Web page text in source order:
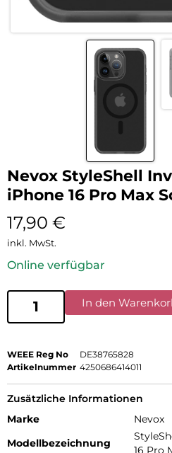
Nevox StyleShell
iPhone 16 Pro Max
17,90 €
inkl. MwSt.
Online verfügbar
In den
WEEE Reg No
DE38765828
Artikelnummer 4250686414011
Zusätzliche Informationen
Marke
Nevox
Modellbezeichnung
16 Pro